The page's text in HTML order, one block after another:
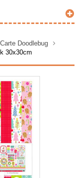
Carte Doodlebug
30x30cm